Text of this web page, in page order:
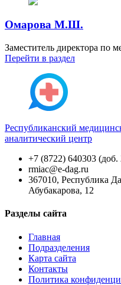
Омарова М.Ш.
Заместитель директора по
Перейти в раздел
Республиканский
аналитический центр
+7 (8722) 640303 (доб.
rmiac@e-dag.ru
367010, Республика
Абубакарова, 12
Разделы сайта
Главная
Подразделения
Карта сайта
Контакты
Политика